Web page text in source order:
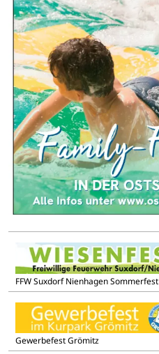
FFW Suxdorf Nienhagen Sommerfest
Gewerbefest Grömitz